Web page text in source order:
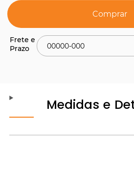
Comprar
Medidas e